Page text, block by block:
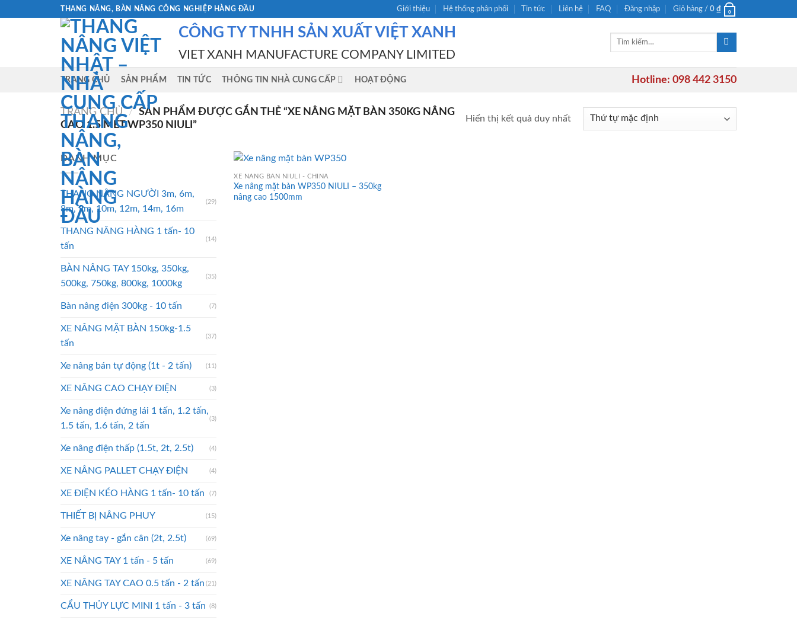
THANG NÂNG, BÀN NÂNG CÔNG NGHIỆP HÀNG ĐẦU Giới thiệu Hệ thống phân phối Tin tức Liên hệ FAQ Đăng nhập Giỏ hàng / 0 ₫ 0
CÔNG TY TNHH SẢN XUẤT VIỆT XANH
VIET XANH MANUFACTURE COMPANY LIMITED
Tìm
TRANG CHỦ SẢN PHẨM TIN TỨC THÔNG TIN NHÀ CUNG CẤP HOẠT ĐỘNG Hotline: 098 442 3150
TRANG CHỦ / SẢN PHẨM ĐƯỢC GẮN THẺ “XE NÂNG MẶT BÀN 350KG NÂNG
CAO 1.5 MÉT WP350 NIULI”
Hiển thị kết quả duy nhất
DANH MỤC
THANG NÂNG NGƯỜI 3m, 6m,
8m, 9m, 10m, 12m, 14m, 16m
(29)
THANG NÂNG HÀNG 1 tấn- 10
tấn
(14)
BÀN NÂNG TAY 150kg, 350kg,
500kg, 750kg, 800kg, 1000kg
(35)
Bàn nâng điện 300kg - 10 tấn (7)
XE NÂNG MẶT BÀN 150kg-1.5
tấn
(37)
Xe nâng bán tự động (1t - 2 tấn) (11)
XE NÂNG CAO CHẠY ĐIỆN (3)
Xe nâng điện đứng lái 1 tấn, 1.2 tấn,
1.5 tấn, 1.6 tấn, 2 tấn
(3)
Xe nâng điện thấp (1.5t, 2t, 2.5t) (4)
XE NÂNG PALLET CHẠY ĐIỆN (4)
XE ĐIỆN KÉO HÀNG 1 tấn- 10 tấn (7)
THIẾT BỊ NÂNG PHUY (15)
Xe nâng tay - gắn cân (2t, 2.5t) (69)
XE NÂNG TAY 1 tấn - 5 tấn (69)
XE NÂNG TAY CAO 0.5 tấn - 2 tấn (21)
CẨU THỦY LỰC MINI 1 tấn - 3 tấn (8)
XE NÂNG BÀN NIULI - CHINA
Xe nâng mặt bàn WP350 NIULI – 350kg
nâng cao 1500mm